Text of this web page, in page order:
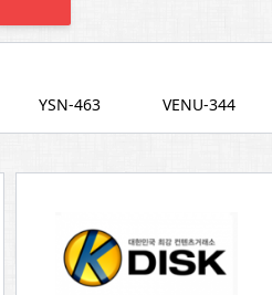
YSN-463 VENU-344